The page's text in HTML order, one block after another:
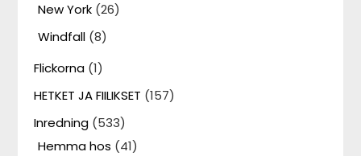
New York (26)
Windfall (8)
Flickorna (1)
HETKET JA FIILIKSET (157)
Inredning (533)
Hemma hos (41)